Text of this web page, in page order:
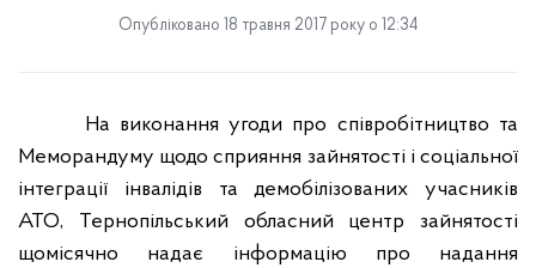
Опубліковано 18 травня 2017 року о 12:34
На виконання угоди про співробітництво та
Меморандуму щодо сприяння зайнятості і соціальної
інтеграції інвалідів та демобілізованих учасників
АТО, Тернопільський обласний центр зайнятості
щомісячно надає інформацію про надання